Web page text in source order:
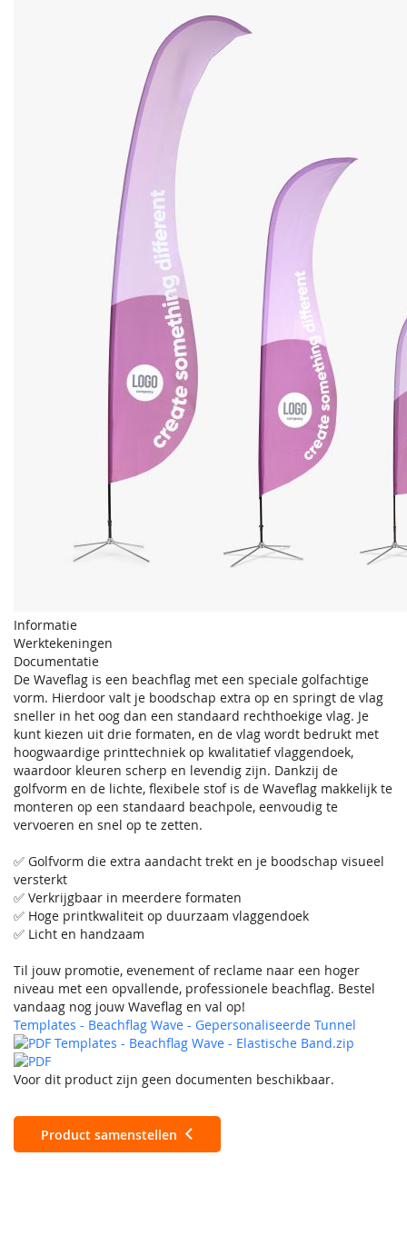
Informatie
Werktekeningen
Documentatie
De Waveflag is een beachflag met een speciale golfachtige
vorm. Hierdoor valt je boodschap extra op en springt de vlag
sneller in het oog dan een standaard rechthoekige vlag. Je
kunt kiezen uit drie formaten, en de vlag wordt bedrukt met
hoogwaardige printtechniek op kwalitatief vlaggendoek,
waardoor kleuren scherp en levendig zijn. Dankzij de
golfvorm en de lichte, flexibele stof is de Waveflag makkelijk te
monteren op een standaard beachpole, eenvoudig te
vervoeren en snel op te zetten.
✅ Golfvorm die extra aandacht trekt en je boodschap visueel
versterkt
✅ Verkrijgbaar in meerdere formaten
✅ Hoge printkwaliteit op duurzaam vlaggendoek
✅ Licht en handzaam
Til jouw promotie, evenement of reclame naar een hoger
niveau met een opvallende, professionele beachflag. Bestel
vandaag nog jouw Waveflag en val op!
Templates - Beachflag Wave - Gepersonaliseerde Tunnel
Templates - Beachflag Wave - Elastische Band.zip
Voor dit product zijn geen documenten beschikbaar.
Product samenstellen